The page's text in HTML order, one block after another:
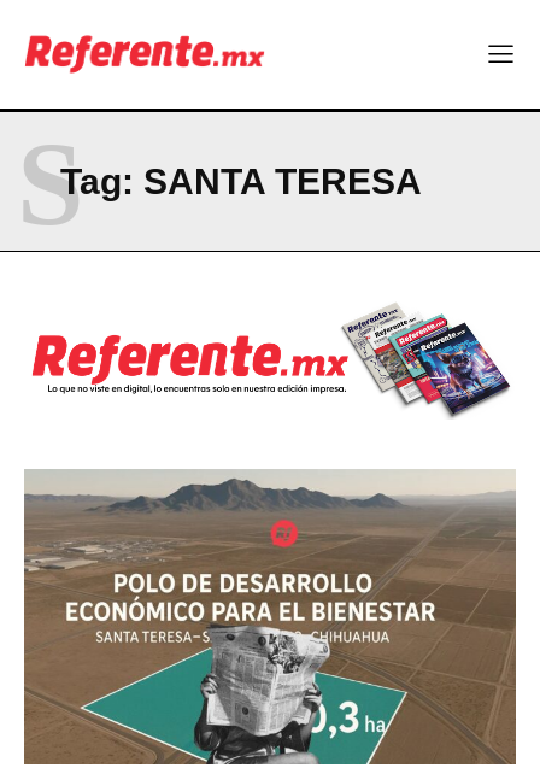
Becas internacionales abren nuevas oportunidades para
profesionistas chihuahuenses
Linux nació como un hobby y hoy mueve la tecnología global
Más escuelas renovadas: fortalecen espacios para el regreso
a clases
Technology
Uno de cada cuatro trabajadores en Chihuahua no tiene estas
prestaciones
Becas internacionales abren nuevas oportunidades para
Más escuelas renovadas: fortalecen espacios para el regreso
a clases
Company
CONTACT
PRIVACY POLICY
Tag: SANTA TERESA
S